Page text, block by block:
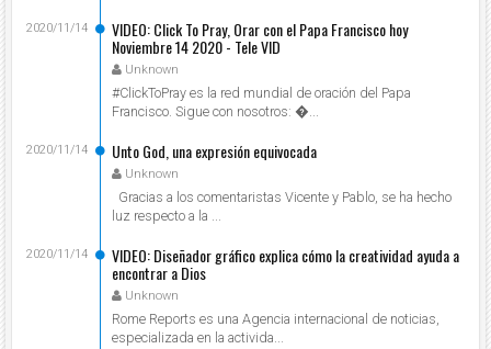
VIDEO: Click To Pray, Orar con el Papa Francisco hoy
Noviembre 14 2020 - Tele VID
Unknown
2020/11/14
#ClickToPray es la red mundial de oración del Papa
Francisco. Sigue con nosotros: ...
Unto God, una expresión equivocada
Unknown
2020/11/14
Gracias a los comentaristas Vicente y Pablo, se ha hecho
luz respecto a la ...
VIDEO: Diseñador gráfico explica cómo la creatividad ayuda a
encontrar a Dios
Unknown
2020/11/14
Rome Reports es una Agencia internacional de noticias,
especializada en la activida...